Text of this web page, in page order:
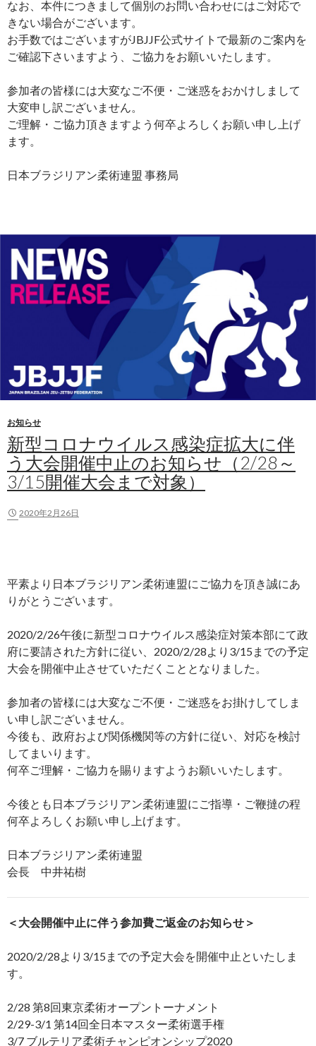
なお、本件につきまして個別のお問い合わせにはご対応で
きない場合がございます。
お手数ではございますがJBJJF公式サイトで最新のご案内を
ご確認下さいますよう、ご協力をお願いいたします。
参加者の皆様には大変なご不便・ご迷惑をおかけしまして
大変申し訳ございません。
ご理解・ご協力頂きますよう何卒よろしくお願い申し上げ
ます。
日本ブラジリアン柔術連盟 事務局
お知らせ
新型コロナウイルス感染症拡大に伴
う大会開催中止のお知らせ（2/28～
3/15開催大会まで対象）
2020年2月26日
平素より日本ブラジリアン柔術連盟にご協力を頂き誠にあ
りがとうございます。
2020/2/26午後に新型コロナウイルス感染症対策本部にて政
府に要請された方針に従い、2020/2/28より3/15までの予定
大会を開催中止させていただくこととなりました。
参加者の皆様には大変なご不便・ご迷惑をお掛けしてしま
い申し訳ございません。
今後も、政府および関係機関等の方針に従い、対応を検討
してまいります。
何卒ご理解・ご協力を賜りますようお願いいたします。
今後とも日本ブラジリアン柔術連盟にご指導・ご鞭撻の程
何卒よろしくお願い申し上げます。
日本ブラジリアン柔術連盟
会長 中井祐樹
＜大会開催中止に伴う参加費ご返金のお知らせ＞
2020/2/28より3/15までの予定大会を開催中止といたしま
す。
2/28 第8回東京柔術オープントーナメント
2/29-3/1 第14回全日本マスター柔術選手権
3/7 ブルテリア柔術チャンピオンシップ2020